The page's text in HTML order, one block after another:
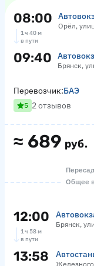
08:00 Орёл,
1 ч 40 м
в пути
09:40 Брянск,
≈ 689 руб.
Перевозчик:БАЭ
5 2 отзывов
Общее
12:00 Брянск,
1 ч 58 м
в пути
13:58